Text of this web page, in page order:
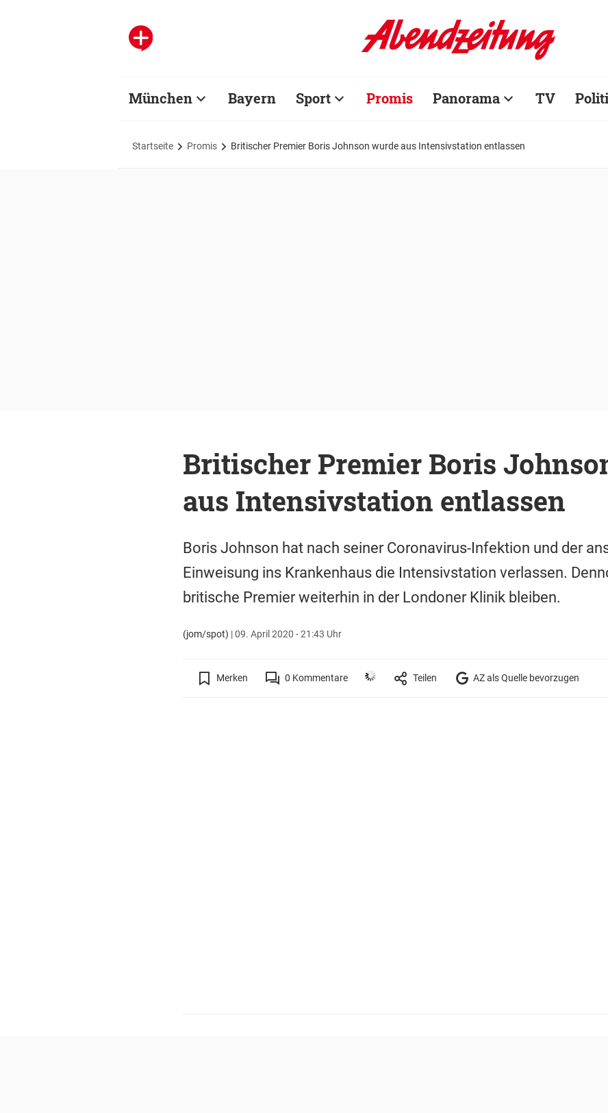
München Bayern Sport Promis Panorama TV
Startseite Promis Britischer Premier Boris Johnson wurde aus Intensivstation entlassen
Britischer Premier Boris
aus Intensivstation entlassen
Boris Johnson hat nach seiner Coronavirus-Infektion und der
Einweisung ins Krankenhaus die Intensivstation verlassen.
britische Premier weiterhin in der Londoner Klinik bleiben.
(jom/spot) |09. April 2020 - 21:43 Uhr
Merken 0 Kommentare Teilen AZ als Quelle bevorzugen